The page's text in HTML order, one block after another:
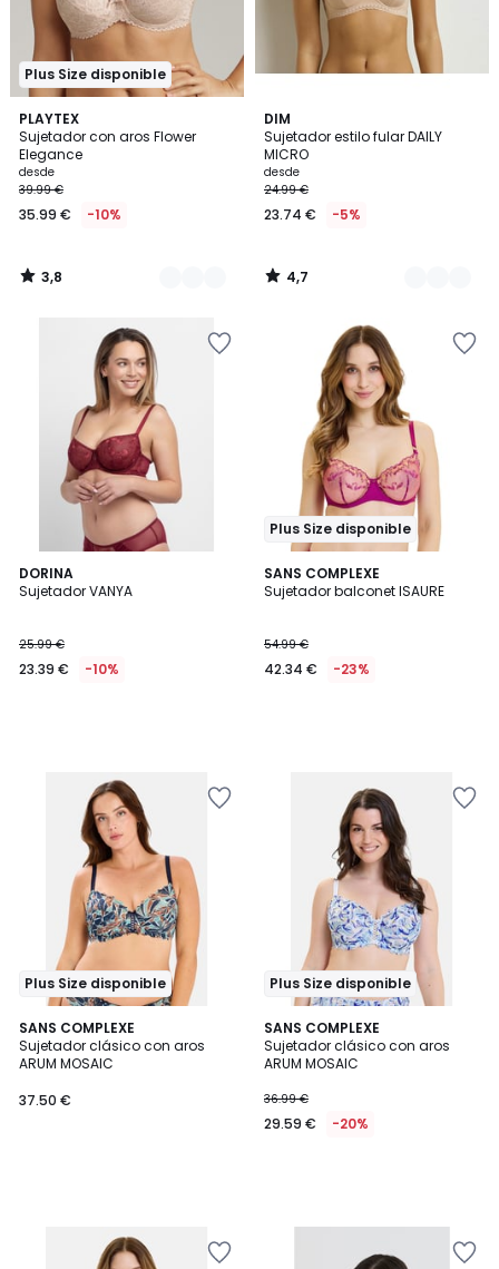
Plus Size disponible
PLAYTEX
Sujetador con aros Flower
Elegance
desde
39.99 €
35.99 € -10%
3,8
/ 5
4
Colores
3,8
/
DIM
Sujetador estilo fular DAILY
MICRO
desde
24.99 €
23.74 € -5%
4,7
/ 5
3
Colores
4,7
/
DORINA
Sujetador VANYA
25.99 €
23.39 € -10%
Plus Size disponible
SANS COMPLEXE
Sujetador balconet ISAURE
54.99 €
42.34 € -23%
Plus Size disponible
SANS COMPLEXE
Sujetador clásico con aros
ARUM MOSAIC
37.50 €
Plus Size disponible
SANS COMPLEXE
Sujetador clásico con aros
ARUM MOSAIC
36.99 €
29.59 € -20%